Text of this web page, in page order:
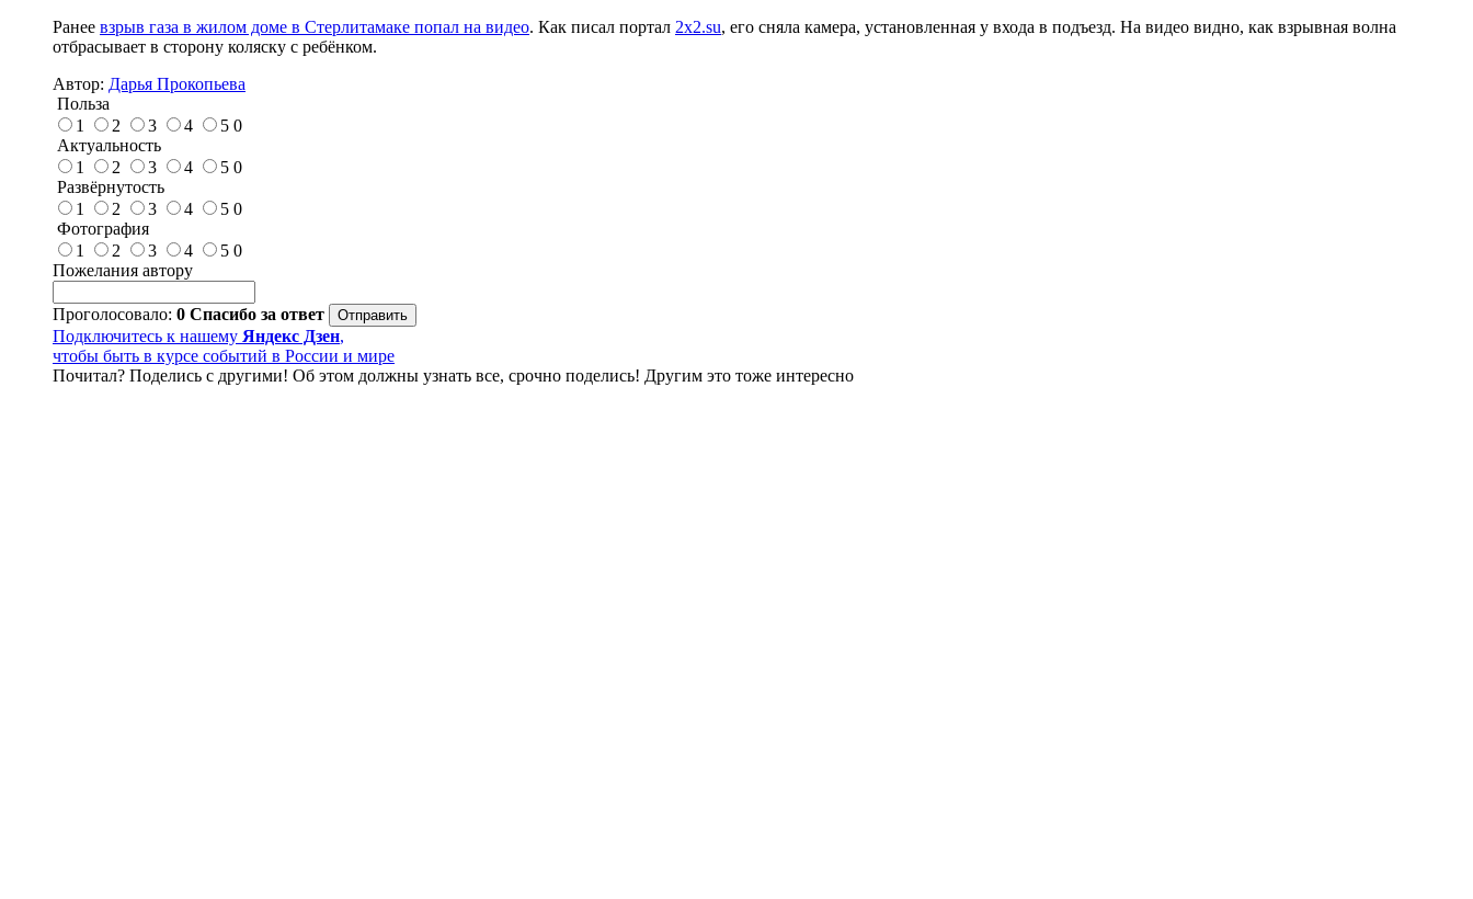
Ранее взрыв газа в жилом доме в Стерлитамаке попал на видео. Как писал портал 2x2.su, его сняла камера, установленная у входа в подъезд. На видео видно, как взрывная волна
отбрасывает в сторону коляску с ребёнком.
Автор: Дарья Прокопьева
Польза
1
2 3 4 5 0
Актуальность
1
2 3 4 5 0
Развёрнутость
1
2 3 4 5 0
Фотография
1
2 3 4 5 0
Пожелания автору
Проголосовало: 0 Спасибо за ответ
Подключитесь к нашему Яндекс Дзен,
чтобы быть в курсе событий в России и мире
Почитал? Поделись с другими! Об этом должны узнать все, срочно поделись! Другим это тоже интересно